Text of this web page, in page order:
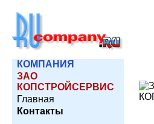
КОМПАНИЯ
ЗАО
КОПСТРОЙСЕРВИС
Главная
Контакты